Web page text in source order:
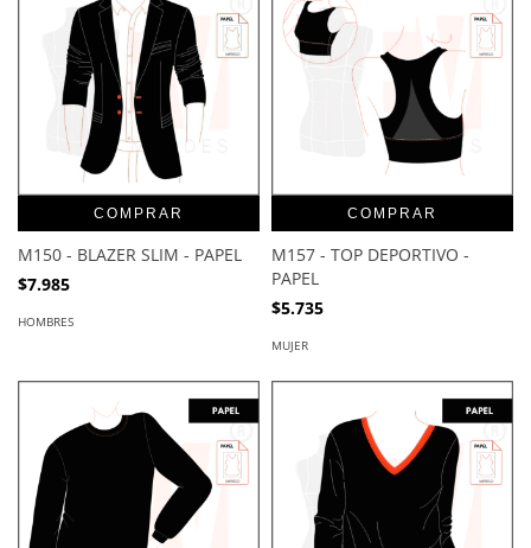
COMPRAR
M150 - BLAZER SLIM - PAPEL
$7.985
HOMBRES
COMPRAR
M157 - TOP DEPORTIVO -
PAPEL
$5.735
MUJER